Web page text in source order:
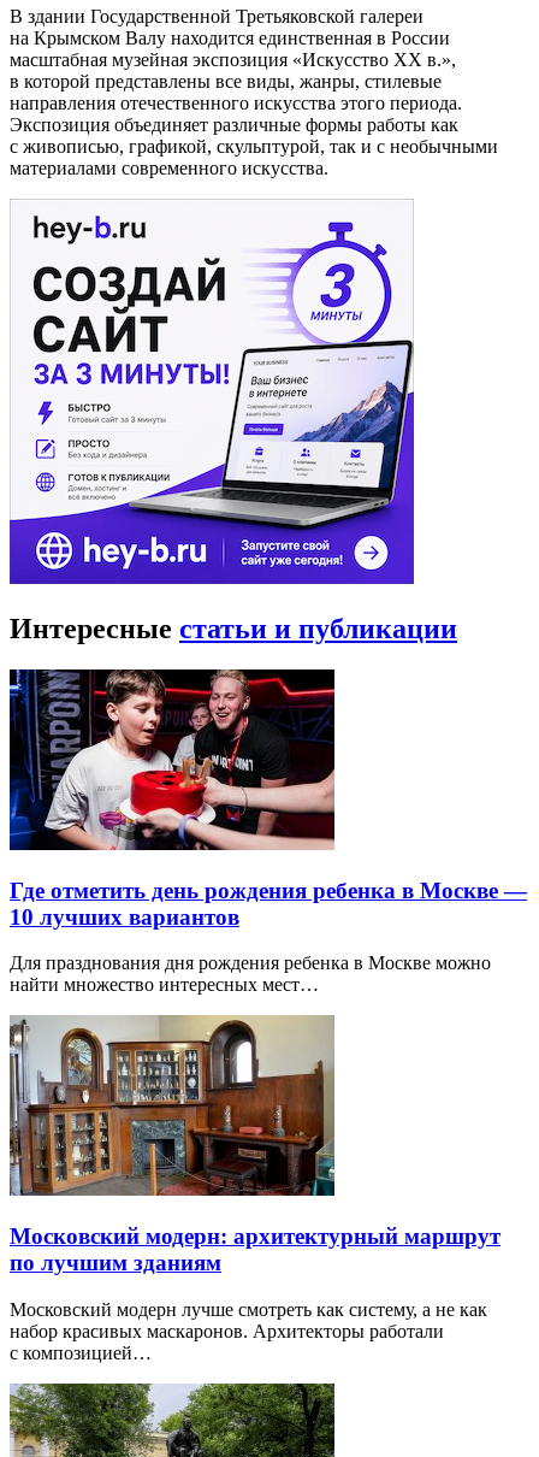
В здании Государственной Третьяковской галереи
на Крымском Валу находится единственная в России
масштабная музейная экспозиция «Искусство ХХ в.»,
в которой представлены все виды, жанры, стилевые
направления отечественного искусства этого периода.
Экспозиция объединяет различные формы работы как
с живописью, графикой, скульптурой, так и с необычными
материалами современного искусства.
Интересные статьи и публикации
Где отметить день рождения ребенка в Москве —
10 лучших вариантов
Для празднования дня рождения ребенка в Москве можно
найти множество интересных мест…
Московский модерн: архитектурный маршрут
по лучшим зданиям
Московский модерн лучше смотреть как систему, а не как
набор красивых маскаронов. Архитекторы работали
с композицией…